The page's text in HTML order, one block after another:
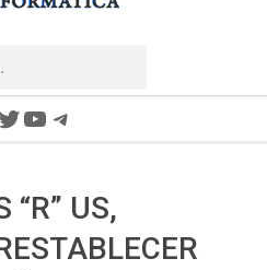
Twitter
YouTube
Telegram
“R” US,